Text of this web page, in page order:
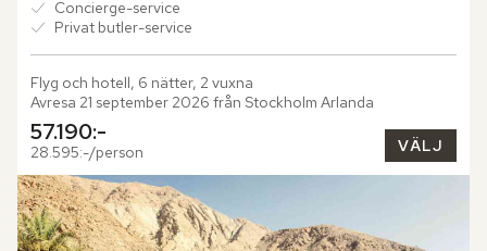
Concierge-service
Privat butler-service
Flyg och hotell, 6 nätter, 2 vuxna
Avresa 21 september 2026 från Stockholm Arlanda
57.190:-
28.595:-/person VÄLJ